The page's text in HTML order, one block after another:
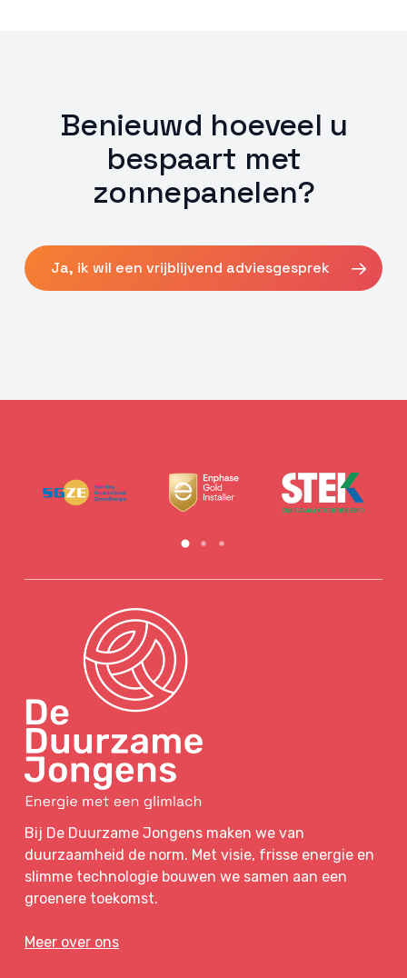
Benieuwd hoeveel u
bespaart met
zonnepanelen?
Ja, ik wil een vrijblijvend adviesgesprek
Bij De Duurzame Jongens maken we van
duurzaamheid de norm. Met visie, frisse energie en
slimme technologie bouwen we samen aan een
groenere toekomst.
Meer over ons